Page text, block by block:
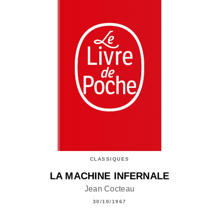
CLASSIQUES
LA MACHINE INFERNALE
Jean Cocteau
30/10/1967